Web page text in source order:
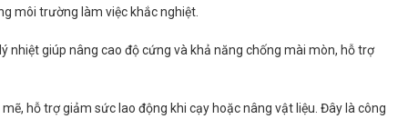
môi trường làm việc khắc nghiệt.
nhiệt giúp nâng cao độ cứng và khả năng chống mài mòn, hỗ trợ
hỗ trợ giảm sức lao động khi cạy hoặc nâng vật liệu. Đây là công